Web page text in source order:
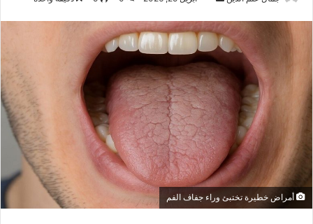
إلكترونيا
أمراض خطيرة تختبئ وراء جفاف الفم